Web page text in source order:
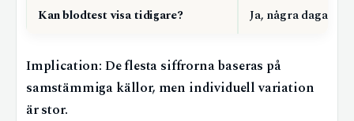
Kan blodtest visa tidigare? Ja, några dagar
Implication: De flesta siffrorna baseras på
samstämmiga källor, men individuell variation
är stor.